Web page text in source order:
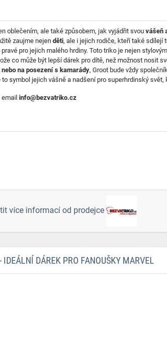
oblečením, ale také způsobem, jak vyjádřit svou vášeň
zaujme nejen děti, ale i jejich rodiče, kteří také sdílejí
pro jejich malého hrdiny. Toto triko je nejen
co může být lepší dárek pro dítě, než možnost nosit
na posezení s kamarády, Groot bude vždy
symbol jejich vášně a nadšení pro superhrdinský
info@bezvatriko.cz
více informací od prodejce
DÁREK PRO FANOUŠKY MARVEL